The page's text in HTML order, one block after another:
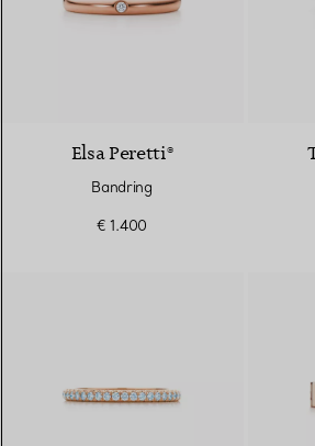
Elsa Peretti®
Bandring
€ 1.400